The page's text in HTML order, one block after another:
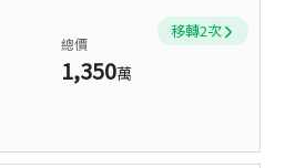
總價
1,350萬
移轉2次